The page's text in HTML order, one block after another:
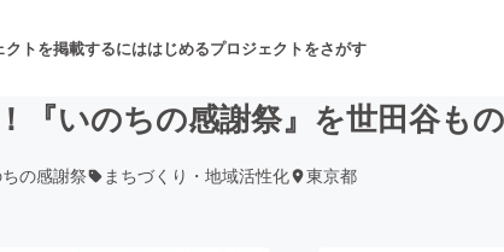
クトを掲載するにははじめるプロジェクトをさがす
『いのちの感謝祭』を世田谷も
の感謝祭 まちづくり・地域活性化 東京都